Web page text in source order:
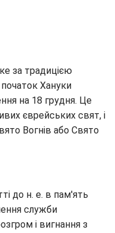
за традицією
Хануки
на 18 грудня. Це
єврейських свят, і
Вогнів або Свято
до н. е. в пам'ять
служби
і вигнання з